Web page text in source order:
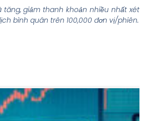
giảm thanh khoản nhiều nhất xét
bình quân trên 100,000 đơn vị/phiên.